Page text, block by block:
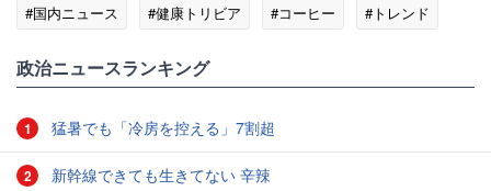
#国内ニュース #健康トリビア #コーヒー #トレンド
政治ニュースランキング
1 猛暑でも「冷房を控える」7割超
2 新幹線できても生きてない 辛辣